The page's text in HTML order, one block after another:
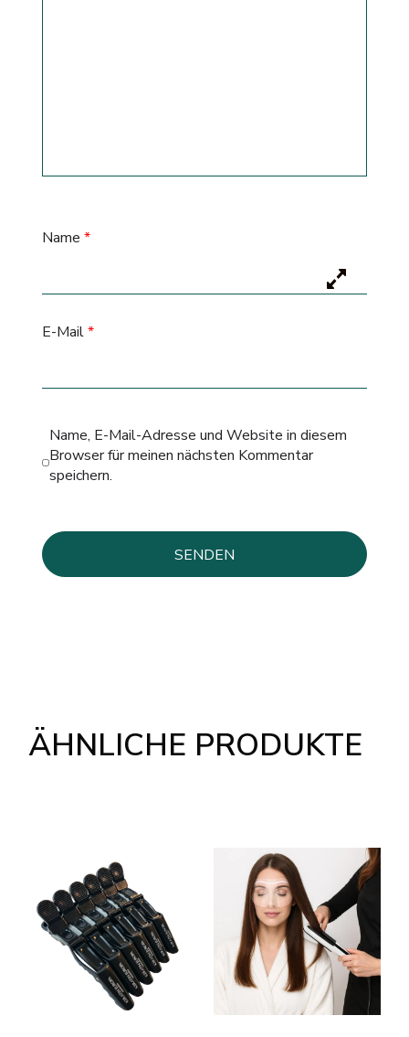
Name *
E-Mail*
Name, E-Mail-Adresse und Website in diesem
Browser für meinen nächsten Kommentar
speichern.
ÄHNLICHE PRODUKTE